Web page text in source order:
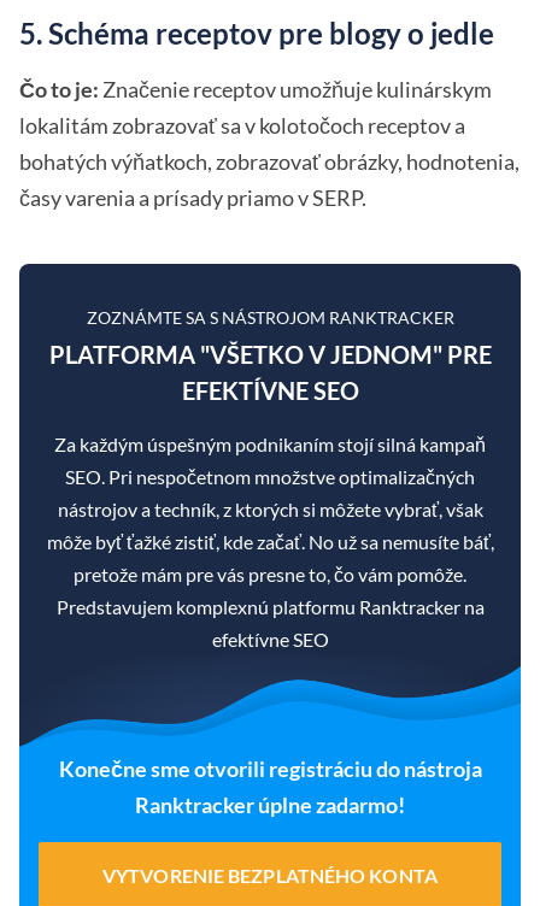
5. Schéma receptov pre blogy o jedle
Čo to je: Značenie receptov umožňuje kulinárskym
lokalitám zobrazovať sa v kolotočoch receptov a
bohatých výňatkoch, zobrazovať obrázky, hodnotenia,
časy varenia a prísady priamo v SERP.
ZOZNÁMTE SA S NÁSTROJOM RANKTRACKER
PLATFORMA "VŠETKO V JEDNOM" PRE
EFEKTÍVNE SEO
Za každým úspešným podnikaním stojí silná kampaň
SEO. Pri nespočetnom množstve optimalizačných
nástrojov a techník, z ktorých si môžete vybrať, však
môže byť ťažké zistiť, kde začať. No už sa nemusíte báť,
pretože mám pre vás presne to, čo vám pomôže.
Predstavujem komplexnú platformu Ranktracker na
efektívne SEO
Konečne sme otvorili registráciu do nástroja
Ranktracker úplne zadarmo!
VYTVORENIE BEZPLATNÉHO KONTA